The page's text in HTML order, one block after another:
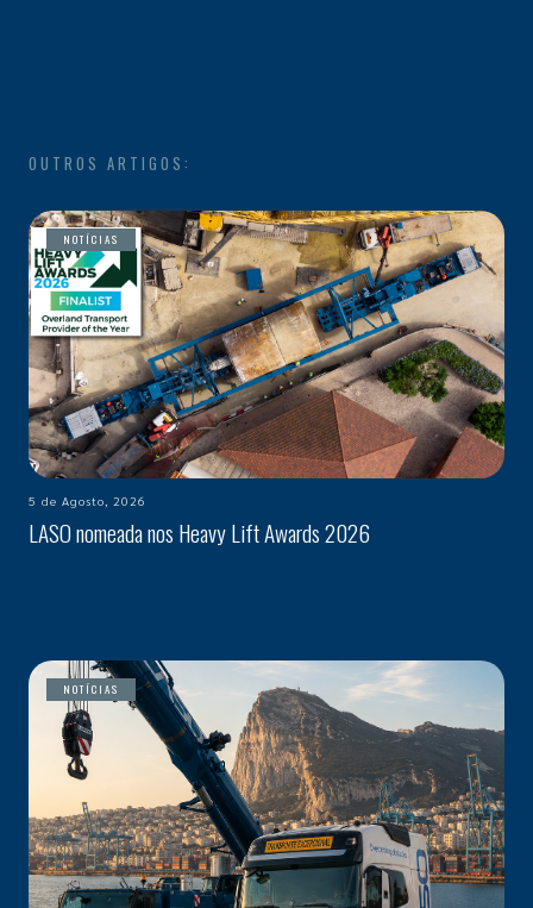
OUTROS ARTIGOS:
NOTÍCIAS
5 de Agosto, 2026
LASO nomeada nos Heavy Lift Awards 2026
NOTÍCIAS